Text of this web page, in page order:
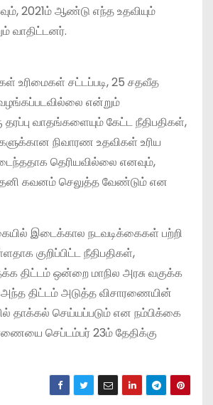
2021ம் ஆண்டு எந்த உதவியும்
வாதிட்டனர்.
உரிமைகள் சட்டப்படி, 25 சதவீத
வழங்கப்படவில்லை என்றும்
தரப்பு வாதங்களையும் கேட்ட நீதிபதிகள்,
நிவாரண உதவிகள் உரிய
தெரியவில்லை எனவும்,
கவனம் செலுத்த வேண்டும் என
இடைக்கால நடவடிக்கைகள் பற்றி
குறிப்பிட்ட நீதிபதிகள்,
திட்டம் ஒன்றை மாநில அரசு வகுக்க
திட்டம் அடுத்த விசாரணையின்
தாக்கல் செய்யப்படும் என நம்பிக்கை
செப்டம்பர் 23ம் தேதிக்கு